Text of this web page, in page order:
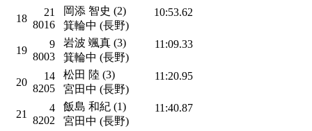
18
21
8016
岡添 智史 (2)
箕輪中 (長野)
10:53.62
19
9
8003
岩波 颯真 (3)
箕輪中 (長野)
11:09.33
20
14
8205
松田 陸 (3)
宮田中 (長野)
11:20.95
21
4
8202
飯島 和紀 (1)
宮田中 (長野)
11:40.87